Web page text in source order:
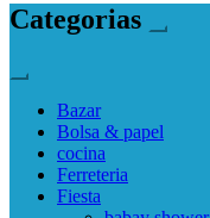
Categorias
Bazar
Bolsa & papel
cocina
Ferreteria
Fiesta